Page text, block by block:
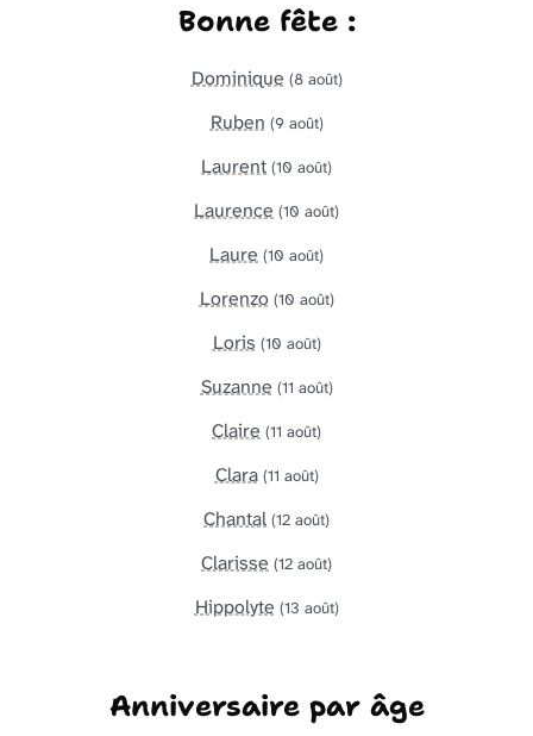
Bonne fête :
Dominique (8 août)
Ruben (9 août)
Laurent (10 août)
Laurence (10 août)
Laure (10 août)
Lorenzo (10 août)
Loris (10 août)
Suzanne (11 août)
Claire (11 août)
Clara (11 août)
Chantal (12 août)
Clarisse (12 août)
Hippolyte (13 août)
Anniversaire par âge